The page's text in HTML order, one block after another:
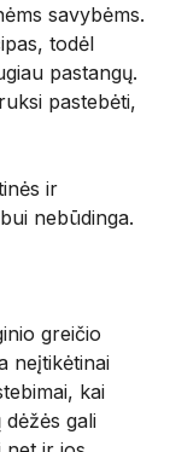
savybėms.
todėl
pastangų.
pastebėti,
ir
nebūdinga.
greičio
neįtikėtinai
kai
gali